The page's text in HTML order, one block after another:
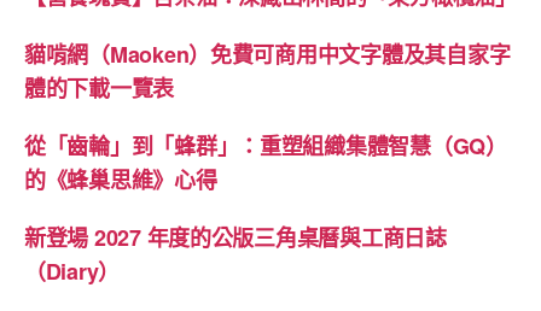
貓啃網（Maoken）免費可商用中文字體及其自家字
體的下載一覽表
從「齒輪」到「蜂群」：重塑組織集體智慧（GQ）
的《蜂巢思維》心得
新登場 2027 年度的公版三角桌曆與工商日誌
（Diary）